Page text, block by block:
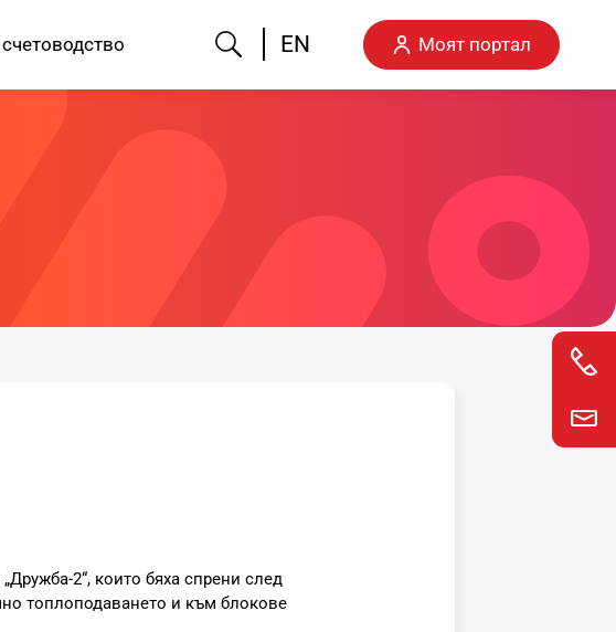
ТърсенеEN Моят портал
2“, които бяха спрени след
топлоподаването и към блокове